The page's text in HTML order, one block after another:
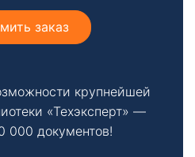
заказ
крупнейшей
«Техэксперт» —
000 документов!